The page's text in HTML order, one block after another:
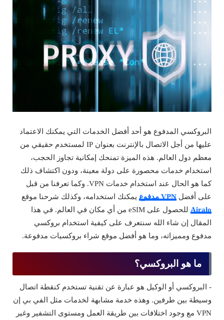
البروكسي المدفوع هو أحد أفضل الخدمات التي يمكنك الاعتماد
عليها من أجل الاتصال بالإنترنت بعنوان IP لمستخدم حقيقي من
معظم دول العالم. هذه الميزة تمنحك إمكانية تجاوز الحجب،
استخدام خدمات محصورة على دولة معينة، ودون اكتشاف ذلك
كما هو الحال عند استخدام خدمات VPN. وكما تعرفنا من قبل
على أفضل VPN مدفوع
يمكنك استخدامه، وكذلك شرحنا موقع
Airalo
للحصول على eSIM من أي مكان في العالم. في هذا
المقال إن شاء الله سنتعرف على كيفية استخدام بروكسي
مدفوع ومميزاته، وما هو أفضل موقع شراء بروكسيات مدفوعة.
ما هو البروكسي؟
- البروكسي أو الوكيل هو عبارة عن تقنية تستخدم كنقطة اتصال
وسيطة بين طرفين. وهذه خدمة مشابهة لخدمات مثل الفي بي إن
VPN مع وجود اختلافات بين طريقة العمل ومستوى التشفير وغير